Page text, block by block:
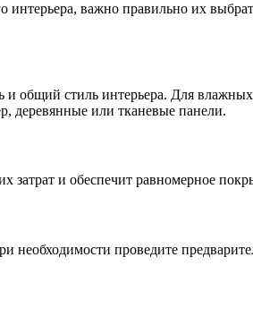
важно правильно их
общий стиль интерьера. Для
деревянные или тканевые панели.
и обеспечит равномерное
необходимости проведите